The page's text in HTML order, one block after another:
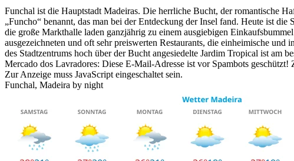
Funchal ist die Hauptstadt Madeiras. Die herrliche Bucht, der romantische
„Funcho“ benannt, das man bei der Entdeckung der Insel fand. Heute ist
die große Markthalle laden ganzjährig zu einem ausgiebigen
ausgezeichneten und oft sehr preiswerten Restaurants, die einheimische
des Stadtzentrums hoch über der Bucht angesiedelte Jardim Tropical ist am
Mercado dos Lavradores: Diese E-Mail-Adresse ist vor Spambots geschützt!
Zur Anzeige muss JavaScript eingeschaltet sein.
Funchal, Madeira by night